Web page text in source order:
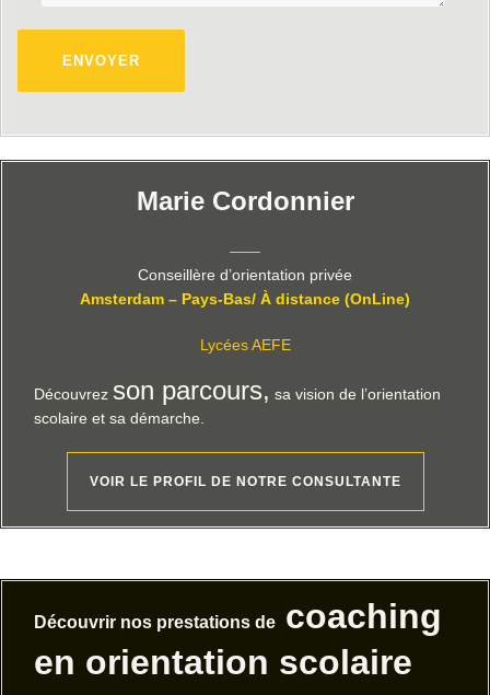
Marie Cordonnier
——
Conseillère d’orientation privée
Amsterdam – Pays-Bas/ À distance (OnLine)
Lycées AEFE
Découvrez son parcours, sa vision de l’orientation
scolaire et sa démarche.
VOIR LE PROFIL DE NOTRE CONSULTANTE
Découvrir nos prestations de coaching
en orientation scolaire